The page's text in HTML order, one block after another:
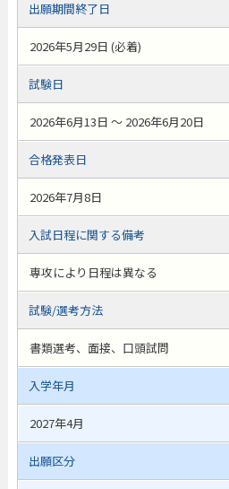
出願期間終了日
2026年5月29日 (必着)
試験日
2026年6月13日 ～ 2026年6月20日
合格発表日
2026年7月8日
入試日程に関する備考
専攻により日程は異なる
試験/選考方法
書類選考、面接、口頭試問
入学年月
2027年4月
出願区分